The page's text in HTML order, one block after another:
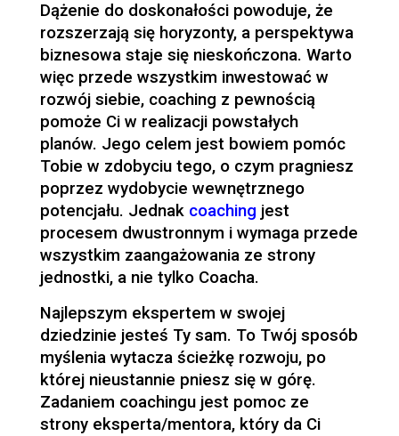
Dążenie do doskonałości powoduje, że
rozszerzają się horyzonty, a perspektywa
biznesowa staje się nieskończona. Warto
więc przede wszystkim inwestować w
rozwój siebie, coaching z pewnością
pomoże Ci w realizacji powstałych
planów. Jego celem jest bowiem pomóc
Tobie w zdobyciu tego, o czym pragniesz
poprzez wydobycie wewnętrznego
potencjału. Jednak coaching jest
procesem dwustronnym i wymaga przede
wszystkim zaangażowania ze strony
jednostki, a nie tylko Coacha.
Najlepszym ekspertem w swojej
dziedzinie jesteś Ty sam. To Twój sposób
myślenia wytacza ścieżkę rozwoju, po
której nieustannie pniesz się w górę.
Zadaniem coachingu jest pomoc ze
strony eksperta/mentora, który da Ci